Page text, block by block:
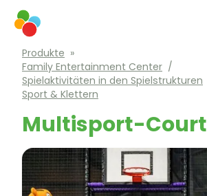
Produkte »
Family Entertainment Center /
Spielaktivitäten in den Spielstrukturen
Sport & Klettern
Multisport-Court